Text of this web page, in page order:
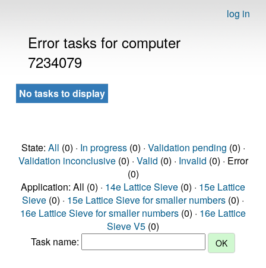
log in
Error tasks for computer
7234079
No tasks to display
State: All (0) · In progress(0) · Validation pending (0) ·
Validation inconclusive(0) · Valid (0) · Invalid (0) · Error
(0)
Application: All (0) · 14e Lattice Sieve (0) · 15e Lattice
Sieve (0) · 15e Lattice Sieve for smaller numbers (0) ·
16e Lattice Sieve for smaller numbers (0) · 16e Lattice
Sieve V5 (0)
Task name: